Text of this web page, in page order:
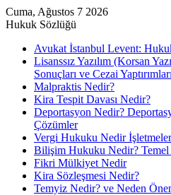
Cuma, Ağustos 7 2026
Hukuk Sözlüğü
Avukat İstanbul Levent:
Lisanssız Yazılım (Korsan
Sonuçları ve Cezai Yaptırımları
Malpraktis Nedir?
Kira Tespit Davası Nedir?
Deportasyon Nedir?
Çözümler
Vergi Hukuku Nedir
Bilişim Hukuku Nedir? Temel
Fikri Mülkiyet Nedir
Kira Sözleşmesi Nedir?
Temyiz Nedir? ve Neden